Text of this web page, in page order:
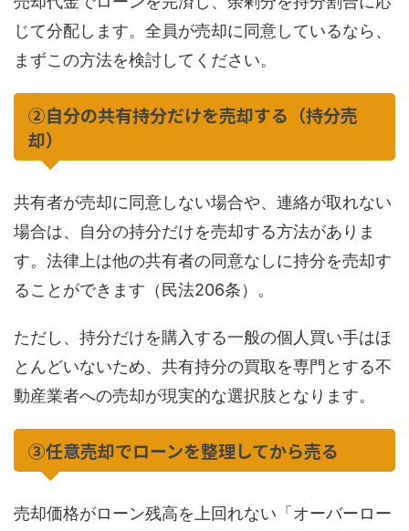
じて分配します。全員が売却に同意しているなら、
まずこの方法を検討してください。
②自分の共有持分だけを売却する（持分売
却）
共有者が売却に同意しない場合や、連絡が取れない
場合は、自分の持分だけを売却する方法がありま
す。法律上は他の共有者の同意なしに持分を売却す
ることができます（民法206条）。
ただし、持分だけを購入する一般の個人買い手はほ
とんどいないため、共有持分の買取を専門とする不
動産業者への売却が現実的な選択肢となります。
③任意売却でローンを整理してから売る
売却価格がローン残高を上回れない「オーバーロー